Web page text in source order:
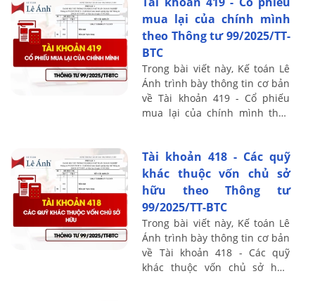
mua lại của chính mình
theo Thông tư 99/2025/TT-
BTC
Trong bài viết này, Kế toán Lê
Ánh trình bày thông tin cơ bản
về Tài khoản 419 - Cổ phiếu
mua lại của chính mình theo
cấu ...
Tài khoản 418 - Các quỹ
khác thuộc vốn chủ sở
hữu theo Thông tư
99/2025/TT-BTC
Trong bài viết này, Kế toán Lê
Ánh trình bày thông tin cơ bản
về Tài khoản 418 - Các quỹ
khác thuộc vốn chủ sở hữu